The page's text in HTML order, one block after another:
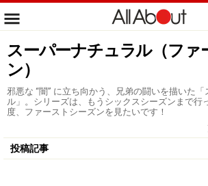
スーパーナチュラル（ファ
ン）
邪悪な “闇” に立ち向かう、兄弟の闘いを描いた「
ル」。シリーズは、もうシックスシーズンまで行
度、ファーストシーズンを見たいです！
投稿記事